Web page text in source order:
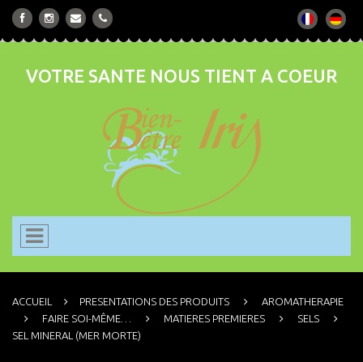
VOTRE SANTE NOUS TIENT A COEUR
ACCUEIL PRESENTATIONS DES PRODUITS
AROMATHERAPIE
FAIRE SOI-MÊME…
MATIERES PREMIERES
SELS
SEL MINERAL (MER MORTE)